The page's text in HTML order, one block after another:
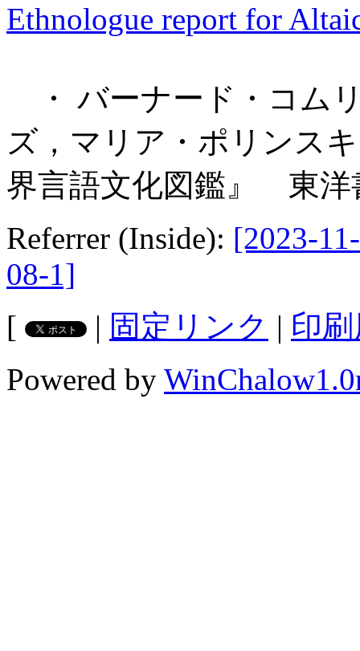
Ethnologue report for
・ バーナード・コム
ズ，マリア・ポリンス
界言語文化図鑑』 東洋
Referrer (Inside): [2023-
08-1]
[
| 固定リンク | 印
Powered by